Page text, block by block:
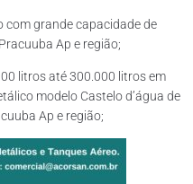
com grande capacidade de
Ap e região;
litros até 300.000 litros em
modelo Castelo d’água de
Ap e região;